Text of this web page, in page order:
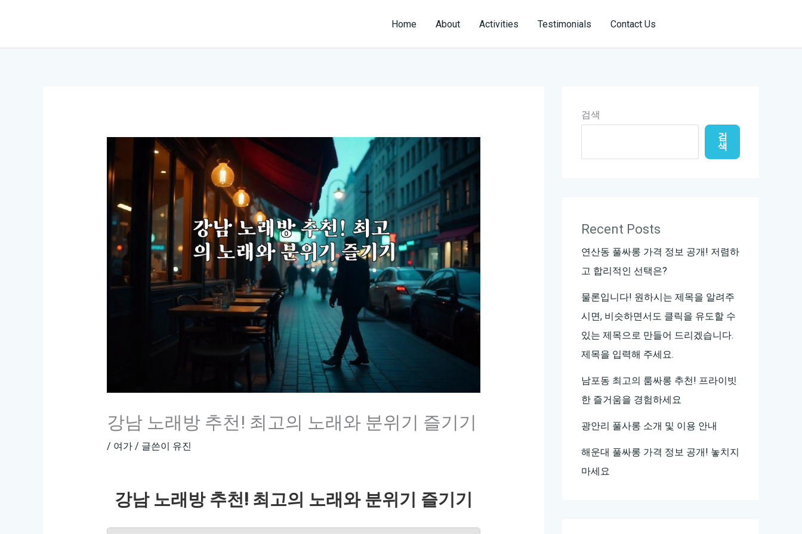
Home About Activities Testimonials Contact Us
강남 노래방 추천! 최고의 노래와 분위기 즐기기
/ 여가/ 글쓴이 유진
강남 노래방 추천! 최고의 노래와 분위기 즐기기
검색
검
색
Recent Posts
연산동 풀싸롱 가격 정보 공개! 저렴하
고 합리적인 선택은?
물론입니다! 원하시는 제목을 알려주
시면, 비슷하면서도 클릭을 유도할 수
있는 제목으로 만들어 드리겠습니다.
제목을 입력해 주세요.
남포동 최고의 룸싸롱 추천! 프라이빗
한 즐거움을 경험하세요
광안리 풀사롱 소개 및 이용 안내
해운대 풀싸롱 가격 정보 공개! 놓치지
마세요